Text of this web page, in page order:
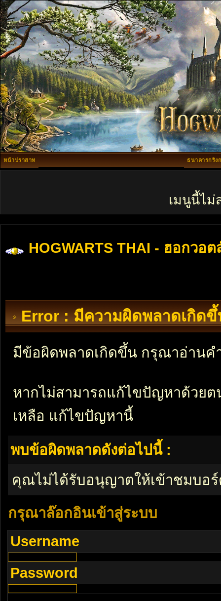
หน้าปราสาท ธนาคารกริง
เมนูนี้ไม่
HOGWARTS THAI - ฮอกวอต
Error : มีความผิดพลาดเกิดขึ้
มีข้อผิดพลาดเกิดขึ้น กรุณาอ่านค
หากไม่สามารถแก้ไขปัญหาด้วย
เหลือ แก้ไขปัญหานี้
พบข้อผิดพลาดดังต่อไปนี้ :
คุณไม่ได้รับอนุญาตให้เข้าชมบอ
กรุณาล๊อกอินเข้าสู่ระบบ
Username
Password